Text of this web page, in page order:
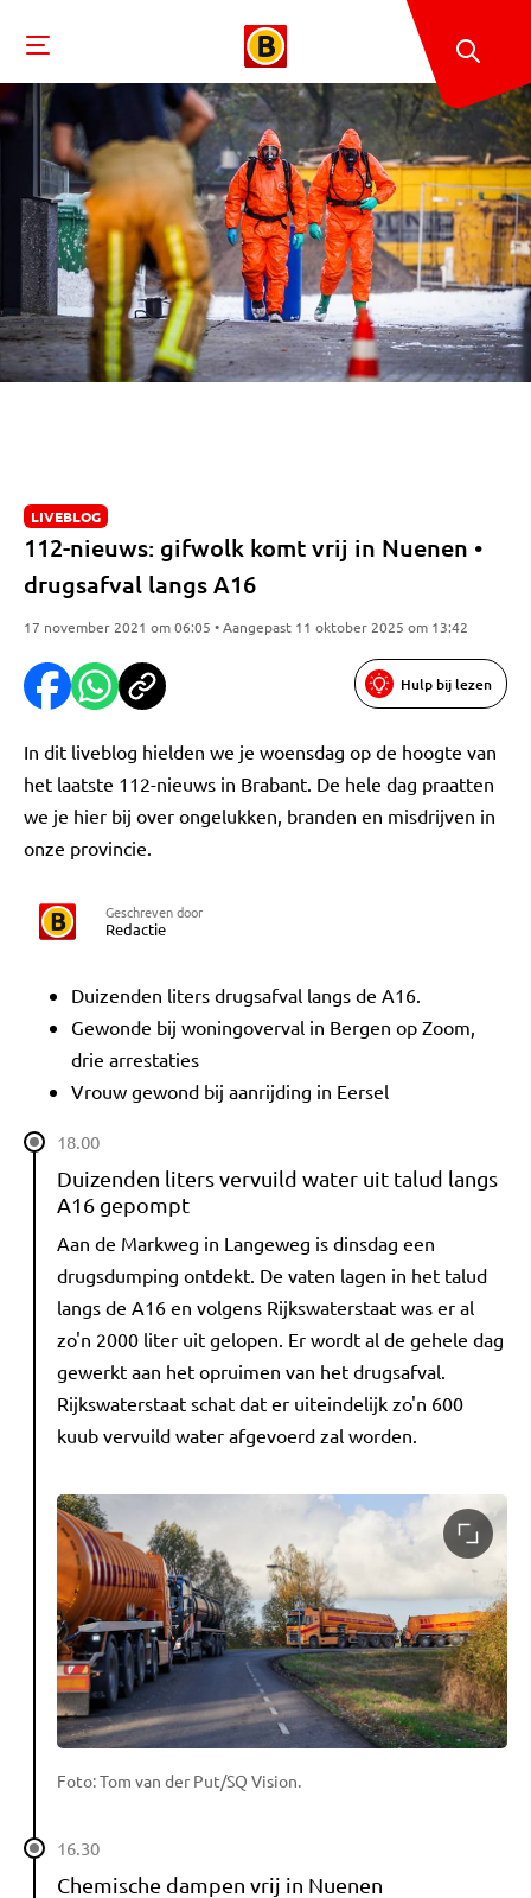
LIVEBLOG
112-nieuws: gifwolk komt vrij in Nuenen •
drugsafval langs A16
17 november 2021 om 06:05 • Aangepast 11 oktober 2025 om 13:42
Hulp bij lezen
In dit liveblog hielden we je woensdag op de hoogte van
het laatste 112-nieuws in Brabant. De hele dag praatten
we je hier bij over ongelukken, branden en misdrijven in
onze provincie.
Geschreven door
Redactie
Duizenden liters drugsafval langs de A16.
Gewonde bij woningoverval in Bergen op Zoom,
drie arrestaties
Vrouw gewond bij aanrijding in Eersel
18.00
Duizenden liters vervuild water uit talud langs
A16 gepompt
Aan de Markweg in Langeweg is dinsdag een
drugsdumping ontdekt. De vaten lagen in het talud
langs de A16 en volgens Rijkswaterstaat was er al
zo'n 2000 liter uit gelopen. Er wordt al de gehele dag
gewerkt aan het opruimen van het drugsafval.
Rijkswaterstaat schat dat er uiteindelijk zo'n 600
kuub vervuild water afgevoerd zal worden.
Foto: Tom van der Put/SQ Vision.
16.30
Chemische dampen vrij in Nuenen